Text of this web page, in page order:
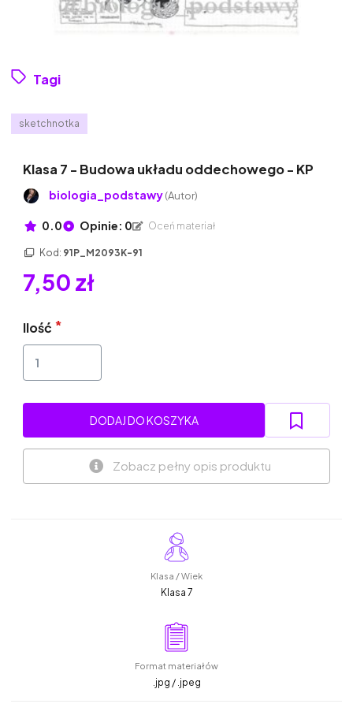
Tagi
sketchnotka
Klasa 7 - Budowa układu oddechowego - KP
biologia_podstawy(Autor)
0.0 Opinie: 0 Oceń materiał
Kod: 91P_M2093K-91
7,50 zł
Ilość
DODAJ DO KOSZYKA
Zobacz pełny opis produktu
Klasa / Wiek
Klasa 7
Format materiałów
.jpg / .jpeg